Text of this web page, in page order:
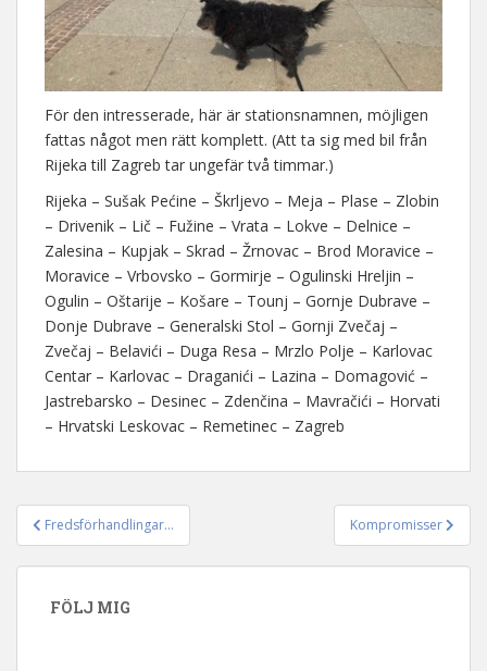
För den intresserade, här är stationsnamnen, möjligen
fattas något men rätt komplett. (Att ta sig med bil från
Rijeka till Zagreb tar ungefär två timmar.)
Rijeka – Sušak Pećine – Škrljevo – Meja – Plase – Zlobin
– Drivenik – Lič – Fužine – Vrata – Lokve – Delnice –
Zalesina – Kupjak – Skrad – Žrnovac – Brod Moravice –
Moravice – Vrbovsko – Gormirje – Ogulinski Hreljin –
Ogulin – Oštarije – Košare – Tounj – Gornje Dubrave –
Donje Dubrave – Generalski Stol – Gornji Zvečaj –
Zvečaj – Belavići – Duga Resa – Mrzlo Polje – Karlovac
Centar – Karlovac – Draganići – Lazina – Domagović –
Jastrebarsko – Desinec – Zdenčina – Mavračići – Horvati
– Hrvatski Leskovac – Remetinec – Zagreb
Inläggsnavigering
Fredsförhandlingar… Kompromisser
FÖLJ MIG